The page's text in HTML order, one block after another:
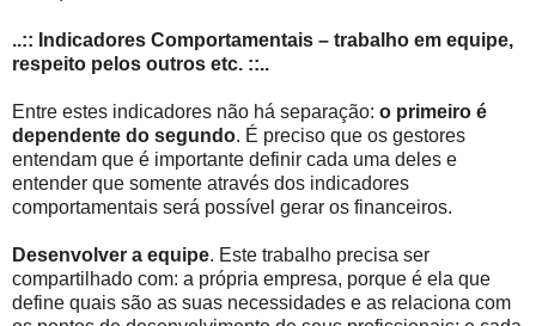
..:: Indicadores Comportamentais – trabalho em equipe,
respeito pelos outros etc. ::..
Entre estes indicadores não há separação: o primeiro é
dependente do segundo. É preciso que os gestores
entendam que é importante definir cada uma deles e
entender que somente através dos indicadores
comportamentais será possível gerar os financeiros.
Desenvolver a equipe. Este trabalho precisa ser
compartilhado com: a própria empresa, porque é ela que
define quais são as suas necessidades e as relaciona com